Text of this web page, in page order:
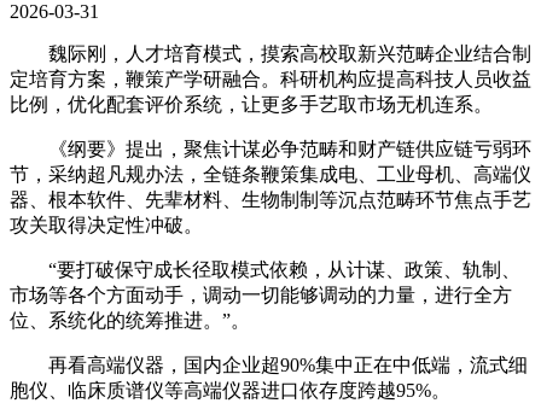
2026-03-31
魏际刚，人才培育模式，摸索高校取新兴范畴企业结合制
定培育方案，鞭策产学研融合。科研机构应提高科技人员收益
比例，优化配套评价系统，让更多手艺取市场无机连系。
《纲要》提出，聚焦计谋必争范畴和财产链供应链亏弱环
节，采纳超凡规办法，全链条鞭策集成电、工业母机、高端仪
器、根本软件、先辈材料、生物制制等沉点范畴环节焦点手艺
攻关取得决定性冲破。
“要打破保守成长径取模式依赖，从计谋、政策、轨制、
市场等各个方面动手，调动一切能够调动的力量，进行全方
位、系统化的统筹推进。”。
再看高端仪器，国内企业超90%集中正在中低端，流式细
胞仪、临床质谱仪等高端仪器进口依存度跨越95%。